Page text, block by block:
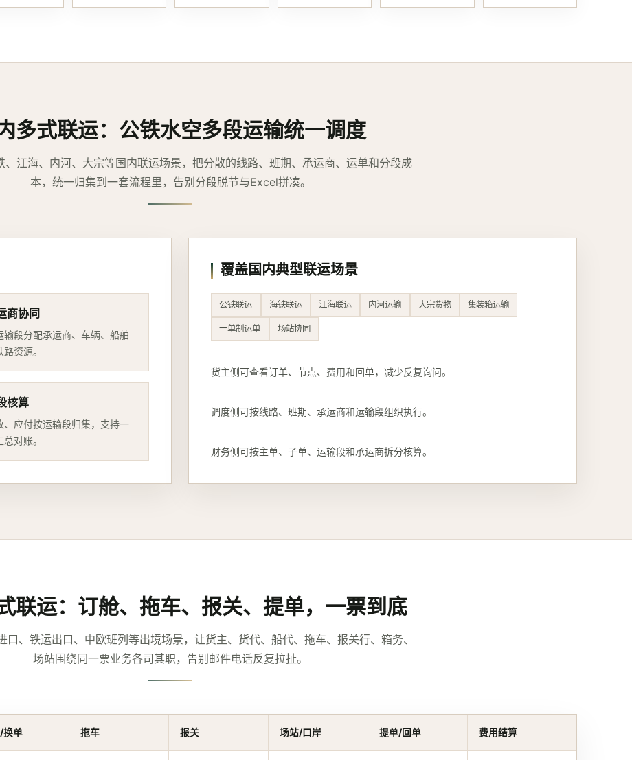
多式联运：公铁水空多段运输统一调度
、江海、内河、大宗等国内联运场景，把分散的线路、班期、承运商、运单和分段成
本，统一归集到一套流程里，告别分段脱节与Excel拼凑。
商协同
输段分配承运商、车辆、船舶
路资源。
核算
、应付按运输段归集，支持一
总对账。
覆盖国内典型联运场景
公铁联运 海铁联运 江海联运 内河运输 大宗货物 集装箱运输
一单制运单 场站协同
货主侧可查看订单、节点、费用和回单，减少反复询问。
调度侧可按线路、班期、承运商和运输段组织执行。
财务侧可按主单、子单、运输段和承运商拆分核算。
联运：订舱、拖车、报关、提单，一票到底
口、铁运出口、中欧班列等出境场景，让货主、货代、船代、拖车、报关行、箱务、
场站围绕同一票业务各司其职，告别邮件电话反复拉扯。
换单 拖车 报关 场站/口岸 提单/回单 费用结算